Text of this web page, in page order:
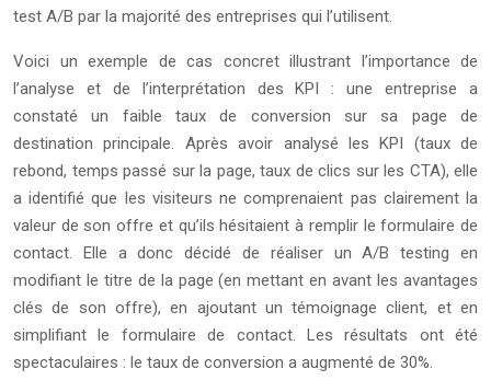
test A/B par la majorité des entreprises qui l’utilisent.
Voici un exemple de cas concret illustrant l’importance de
l’analyse et de l’interprétation des KPI : une entreprise a
constaté un faible taux de conversion sur sa page de
destination principale. Après avoir analysé les KPI (taux de
rebond, temps passé sur la page, taux de clics sur les CTA), elle
a identifié que les visiteurs ne comprenaient pas clairement la
valeur de son offre et qu’ils hésitaient à remplir le formulaire de
contact. Elle a donc décidé de réaliser un A/B testing en
modifiant le titre de la page (en mettant en avant les avantages
clés de son offre), en ajoutant un témoignage client, et en
simplifiant le formulaire de contact. Les résultats ont été
spectaculaires : le taux de conversion a augmenté de 30%.